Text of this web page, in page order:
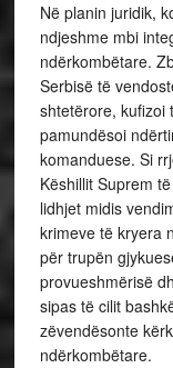
Në planin juridik,
ndjeshme mbi
ndërkombëtare.
Serbisë të
shtetërore, kufizoi
pamundësoi
komanduese. Si
Këshillit Suprem
lidhjet midis
krimeve të kryera
për trupën
provueshmërisë
sipas të cilit
zëvendësonte
ndërkombëtare.